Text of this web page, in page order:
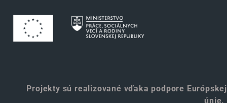
Projekty sú realizované vďaka podpore Európskej
únie.